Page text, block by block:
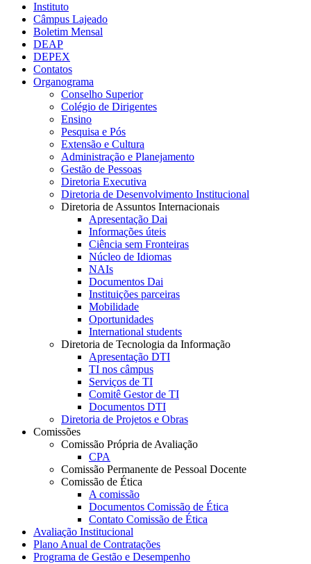
Instituto
Câmpus Lajeado
Boletim Mensal
DEAP
DEPEX
Contatos
Organograma
Conselho Superior
Colégio de Dirigentes
Ensino
Pesquisa e Pós
Extensão e Cultura
Administração e Planejamento
Gestão de Pessoas
Diretoria Executiva
Diretoria de Desenvolvimento Institucional
Diretoria de Assuntos Internacionais
Apresentação Dai
Informações úteis
Ciência sem Fronteiras
Núcleo de Idiomas
NAIs
Documentos Dai
Instituições parceiras
Mobilidade
Oportunidades
International students
Diretoria de Tecnologia da Informação
Apresentação DTI
TI nos câmpus
Serviços de TI
Comitê Gestor de TI
Documentos DTI
Diretoria de Projetos e Obras
Comissões
Comissão Própria de Avaliação
CPA
Comissão Permanente de Pessoal Docente
Comissão de Ética
A comissão
Documentos Comissão de Ética
Contato Comissão de Ética
Avaliação Institucional
Plano Anual de Contratações
Programa de Gestão e Desempenho